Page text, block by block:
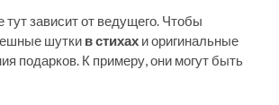
зависит от ведущего. Чтобы
шутки в стихах и оригинальные
подарков. К примеру, они могут быть